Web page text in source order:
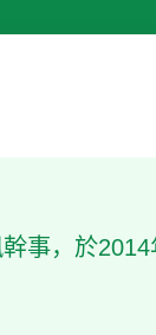
事，於2014